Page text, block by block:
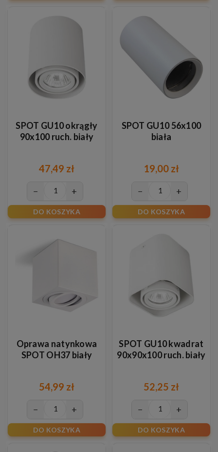
SPOT GU10 okrągły
90x100 ruch. biały
47,49 zł
− +
DO KOSZYKA
SPOT GU10 56x100
biała
19,00 zł
− +
DO KOSZYKA
Oprawa natynkowa
SPOT OH37 biały
54,99 zł
− +
DO KOSZYKA
SPOT GU10 kwadrat
90x90x100 ruch. biały
52,25 zł
− +
DO KOSZYKA